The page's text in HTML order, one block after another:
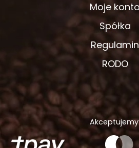
Moje konto
Spółka
Regulamin
RODO
Akceptujemy: